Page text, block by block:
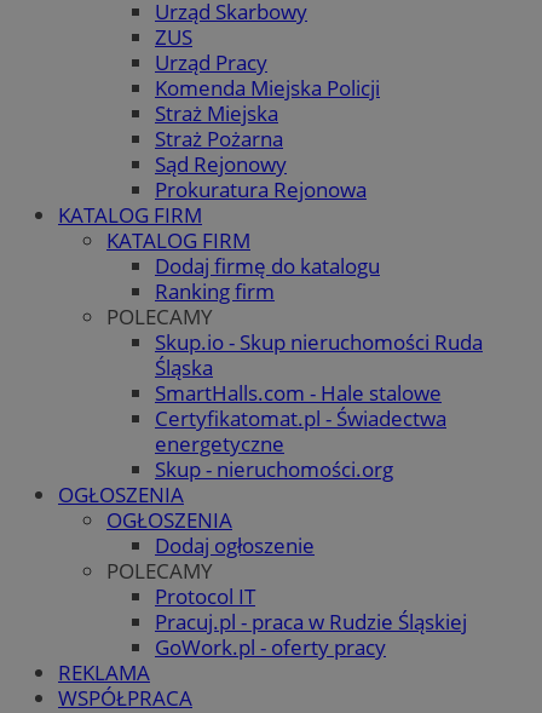
Urząd Skarbowy
ZUS
Urząd Pracy
Komenda Miejska Policji
Straż Miejska
Straż Pożarna
Sąd Rejonowy
Prokuratura Rejonowa
KATALOG FIRM
KATALOG FIRM
Dodaj firmę do katalogu
Ranking firm
POLECAMY
Skup.io - Skup nieruchomości Ruda
Śląska
SmartHalls.com - Hale stalowe
Certyfikatomat.pl - Świadectwa
energetyczne
Skup - nieruchomości.org
OGŁOSZENIA
OGŁOSZENIA
Dodaj ogłoszenie
POLECAMY
Protocol IT
Pracuj.pl - praca w Rudzie Śląskiej
GoWork.pl - oferty pracy
REKLAMA
WSPÓŁPRACA